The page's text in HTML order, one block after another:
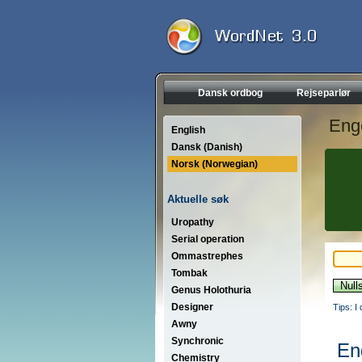
Dansk ordbog Rejseparlør
English
Dansk (Danish)
Norsk (Norwegian)
Aktuelle søk
Uropathy
Serial operation
Ommastrephes
Tombak
Genus Holothuria
Designer
Awny
Synchronic
Chemistry
Tips: I